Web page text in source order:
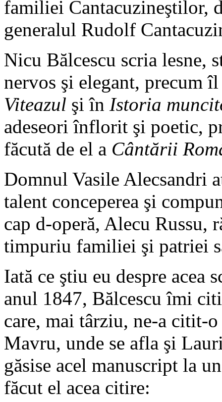
familiei Cantacuzineştilor,
generalul Rudolf
Nicu Bălcescu scria lesne,
nervos şi elegant, precum
Viteazul şi în Istoria
adeseori înflorit şi poetic,
făcută de el a Cântării
Domnul Vasile Alecsandri
talent conceperea şi
cap d-operă, Alecu Russu,
timpuriu familiei şi patriei
Iată ce ştiu eu despre acea
anul 1847, Bălcescu îmi
care, mai târziu, ne-a citit-
Mavru, unde se afla şi
găsise acel manuscript la
făcut el acea citire: